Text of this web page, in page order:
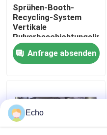
Qualitätskontrolle
Treten Sie mit uns in
VR
Vertikale Pulver-
Sprühen-Booth-
Recycling-System
Vertikale
Pulverbeschichtungslinie
Hochleistungs- für
Aluminiumprofile
Anfrage absenden
Echo